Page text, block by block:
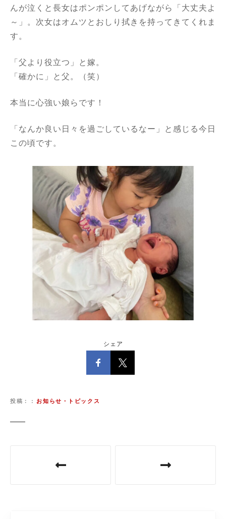
んが泣くと長女はポンポンしてあげながら「大丈夫よ
～」。次女はオムツとおしり拭きを持ってきてくれま
す。
「父より役立つ」と嫁。
「確かに」と父。（笑）
本当に心強い娘らです！
「なんか良い日々を過ごしているなー」と感じる今日
この頃です。
シェア
投稿： お知らせ・トピックス